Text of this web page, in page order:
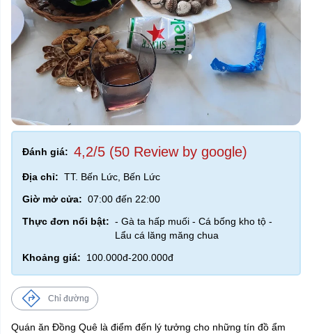
Đánh giá: 4,2/5 (50 Review by google)
Địa chỉ: TT. Bến Lức, Bến Lức
Giờ mở cửa: 07:00 đến 22:00
Thực đơn nổi bật: - Gà ta hấp muối - Cá bống kho tộ -
Lẩu cá lăng măng chua
Khoảng giá:
100.000đ-200.000đ
Chỉ đường
Quán ăn Đồng Quê là điểm đến lý tưởng cho những tín đồ ẩm